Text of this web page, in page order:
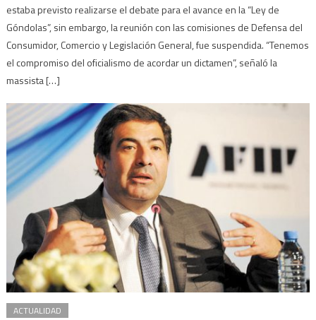
estaba previsto realizarse el debate para el avance en la “Ley de
Góndolas”, sin embargo, la reunión con las comisiones de Defensa del
Consumidor, Comercio y Legislación General, fue suspendida. “Tenemos
el compromiso del oficialismo de acordar un dictamen”, señaló la
massista […]
ACTUALIDAD